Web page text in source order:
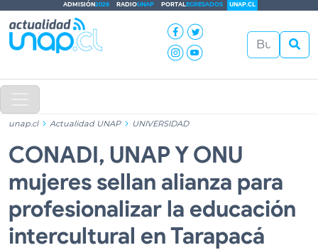
ADMISIÓN2026 RADIOUNAP PORTALEGRESADOS UNAP.CL
unap.cl Actualidad UNAP UNIVERSIDAD
CONADI, UNAP Y ONU
mujeres sellan alianza para
profesionalizar la educación
intercultural en Tarapacá